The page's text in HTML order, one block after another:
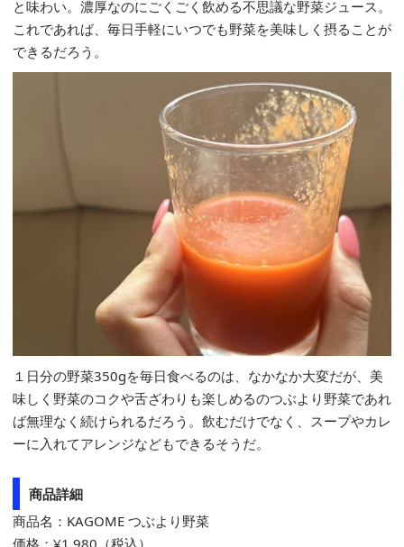
と味わい。濃厚なのにごくごく飲める不思議な野菜ジュース。
これであれば、毎日手軽にいつでも野菜を美味しく摂ることが
できるだろう。
１日分の野菜350gを毎日食べるのは、なかなか大変だが、美
味しく野菜のコクや舌ざわりも楽しめるのつぶより野菜であれ
ば無理なく続けられるだろう。飲むだけでなく、スープやカレ
ーに入れてアレンジなどもできるそうだ。
商品詳細
商品名：KAGOME つぶより野菜
価格：¥1.980（税込）